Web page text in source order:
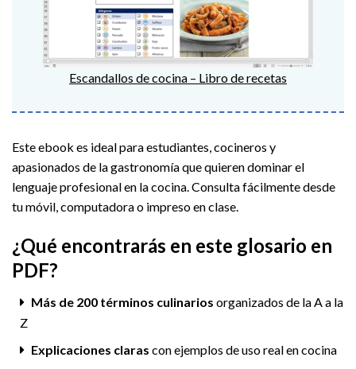
Escandallos de cocina – Libro de recetas
Este ebook es ideal para estudiantes, cocineros y
apasionados de la gastronomía que quieren dominar el
lenguaje profesional en la cocina. Consulta fácilmente desde
tu móvil, computadora o impreso en clase.
¿Qué encontrarás en este glosario en
PDF?
Más de 200 términos culinarios organizados de la A a la
Z
Explicaciones claras con ejemplos de uso real en cocina